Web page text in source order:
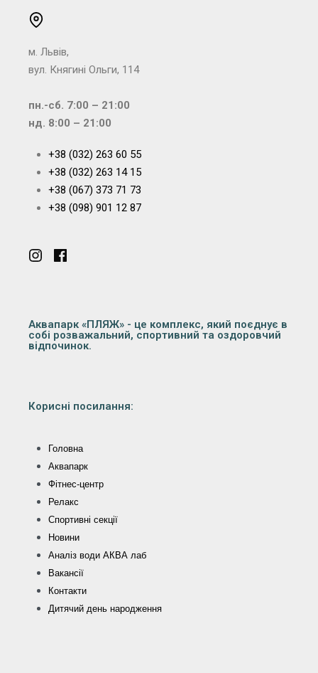
м. Львів,
вул. Княгині Ольги, 114
пн.-сб. 7:00 – 21:00
нд. 8:00 – 21:00
+38 (032) 263 60 55
+38 (032) 263 14 15
+38 (067) 373 71 73
+38 (098) 901 12 87
Аквапарк «ПЛЯЖ» - це комплекс, який поєднує в
собі розважальний, спортивний та оздоровчий
відпочинок.
Корисні посилання:
Головна
Аквапарк
Фітнес-центр
Релакс
Спортивні секції
Новини
Аналіз води АКВА лаб​
Вакансії
Контакти
Дитячий день народження